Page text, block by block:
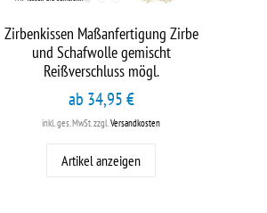
Zirbenkissen Maßanfertigung Zirbe
und Schafwolle gemischt
Reißverschluss mögl.
ab 34,95 €
inkl. ges. MwSt.zzgl.Versandkosten
Artikel anzeigen